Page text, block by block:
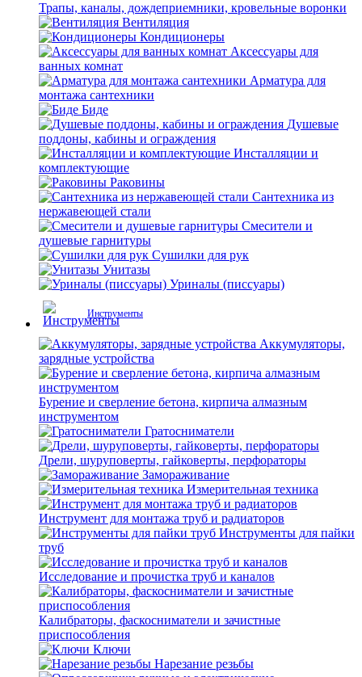
Трапы, каналы, дождеприемники, кровельные воронки
Вентиляция
Кондиционеры
Аксессуары для
ванных комнат
Арматура для
монтажа сантехники
Биде
Душевые
поддоны, кабины и ограждения
Инсталляции и
комплектующие
Раковины
Сантехника из
нержавеющей стали
Смесители и
душевые гарнитуры
Сушилки для рук
Унитазы
Уриналы (писсуары)
Инструменты
Аккумуляторы,
зарядные устройства
Бурение и сверление бетона, кирпича алмазным
инструментом
Гратосниматели
Дрели, шуруповерты, гайковерты, перфораторы
Замораживание
Измерительная техника
Инструмент для монтажа труб и радиаторов
Инструменты для пайки
труб
Исследование и прочистка труб и каналов
Калибраторы, фаскосниматели и зачистные
приспособления
Ключи
Нарезание резьбы